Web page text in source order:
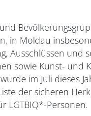
in Moldau
Ausschlüssen und
sowie Kunst- und
im Juli dieses
der sicheren
LGTBIQ*-Personen.